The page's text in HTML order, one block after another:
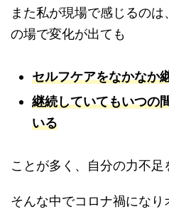
また私が現場で感じるの
の場で変化が出ても
セルフケアをなかなか
継続していてもいつの
いる
ことが多く、自分の力不足
そんな中でコロナ禍にな